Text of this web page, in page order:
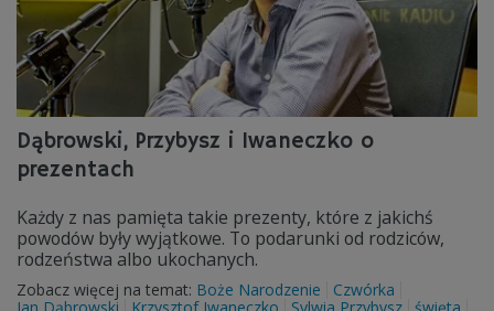
Dąbrowski, Przybysz i Iwaneczko o
prezentach
Każdy z nas pamięta takie prezenty, które z jakichś
powodów były wyjątkowe. To podarunki od rodziców,
rodzeństwa albo ukochanych.
Zobacz więcej na temat: Boże Narodzenie
Czwórka